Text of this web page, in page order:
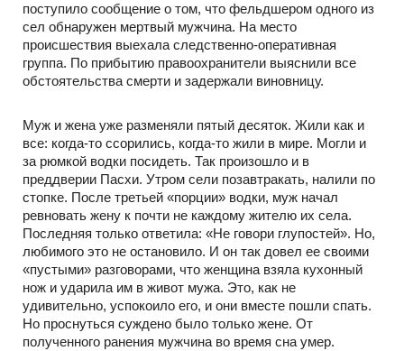
поступило сообщение о том, что фельдшером одного из
сел обнаружен мертвый мужчина. На место
происшествия выехала следственно-оперативная
группа. По прибытию правоохранители выяснили все
обстоятельства смерти и задержали виновницу.
Муж и жена уже разменяли пятый десяток. Жили как и
все: когда-то ссорились, когда-то жили в мире. Могли и
за рюмкой водки посидеть. Так произошло и в
преддверии Пасхи. Утром сели позавтракать, налили по
стопке. После третьей «порции» водки, муж начал
ревновать жену к почти не каждому жителю их села.
Последняя только ответила: «Не говори глупостей». Но,
любимого это не остановило. И он так довел ее своими
«пустыми» разговорами, что женщина взяла кухонный
нож и ударила им в живот мужа. Это, как не
удивительно, успокоило его, и они вместе пошли спать.
Но проснуться суждено было только жене. От
полученного ранения мужчина во время сна умер.